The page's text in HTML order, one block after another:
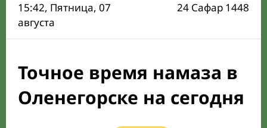
Время Сухура и Ифтара на сегодня
Календарь рамадана
Направление киблы
15:42, Пятница, 07
августа
24 Сафар 1448
Точное время намаза в
Оленегорске на сегодня